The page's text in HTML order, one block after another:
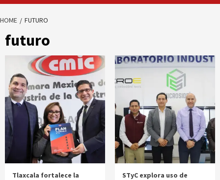
HOME FUTURO
futuro
Tlaxcala fortalece la
STyC explora uso de